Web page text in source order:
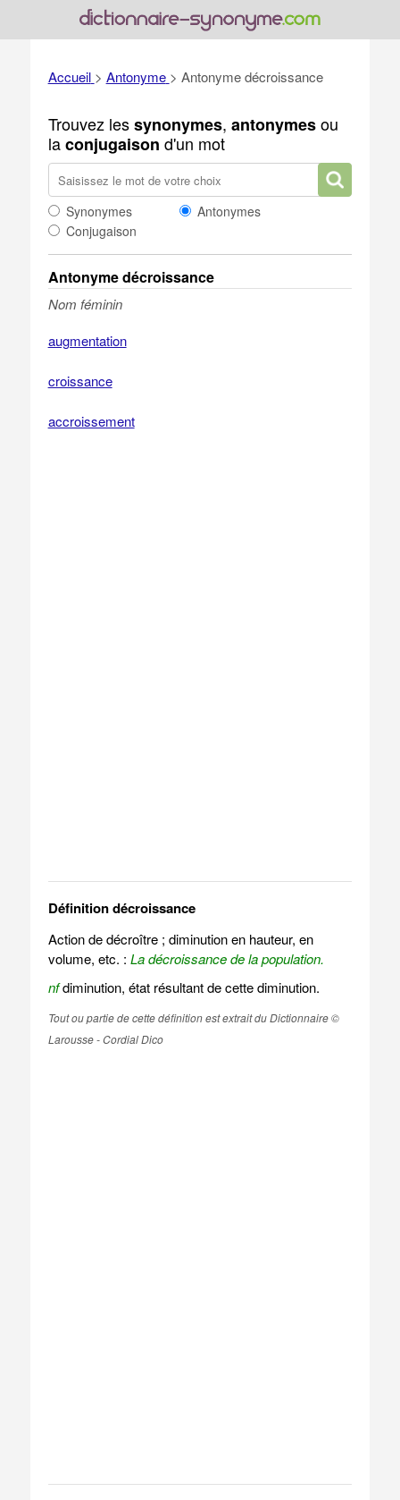
Accueil > Antonyme > Antonyme décroissance
Trouvez lessynonymes, antonymesou
laconjugaison d'un mot
Synonymes
Antonymes
Conjugaison
Antonyme décroissance
Nom féminin
augmentation
croissance
accroissement
Définition décroissance
Action de décroître ; diminution en hauteur, en
volume, etc. : La décroissance de la population.
nfdiminution, état résultant de cette diminution.
Tout ou partie de cette définition est extrait du Dictionnaire ©
Larousse - Cordial Dico